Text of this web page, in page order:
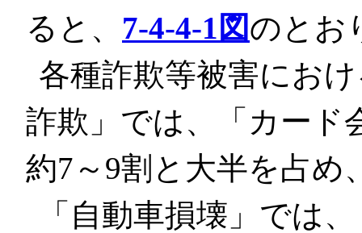
ると、 7-4-4-1図のとお
各種詐欺等被害にお
詐欺」では、「カード
約7～9割と大半を占め
「自動車損壊」では